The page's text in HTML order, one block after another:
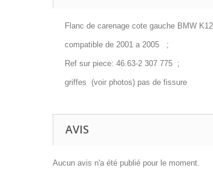
Flanc de carenage cote gauche BMW
compatible de 2001 a 2005 ;
Ref sur piece: 46.63-2 307 775 ;
griffes (voir photos) pas de fissure
AVIS
Aucun avis n'a été publié pour le moment.